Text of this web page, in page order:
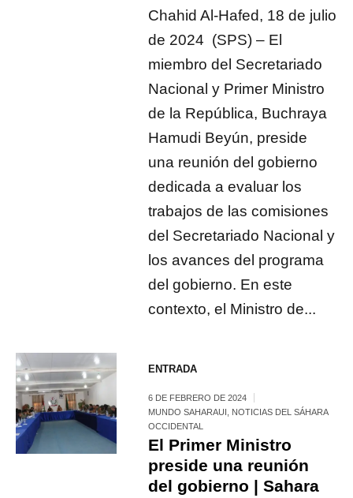
Chahid Al-Hafed, 18 de julio
de 2024 (SPS) – El
miembro del Secretariado
Nacional y Primer Ministro
de la República, Buchraya
Hamudi Beyún, preside
una reunión del gobierno
dedicada a evaluar los
trabajos de las comisiones
del Secretariado Nacional y
los avances del programa
del gobierno. En este
contexto, el Ministro de...
ENTRADA
6 DE FEBRERO DE 2024
MUNDO SAHARAUI
NOTICIAS DEL SÁHARA
OCCIDENTAL
El Primer Ministro
preside una reunión
del gobierno | Sahara